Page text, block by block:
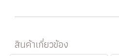
สินค้าเกี่ยวข้อง